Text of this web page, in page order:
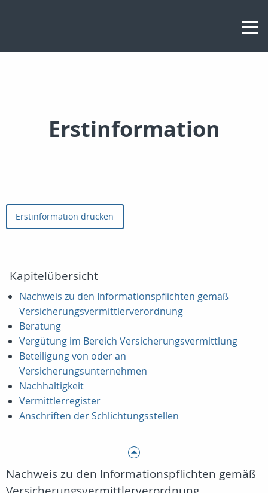
Erstinformation
Erstinformation drucken
Kapitelübersicht
Nachweis zu den Informationspflichten gemäß
Versicherungsvermittlerverordnung
Beratung
Vergütung im Bereich Versicherungsvermittlung
Beteiligung von oder an
Versicherungsunternehmen
Nachhaltigkeit
Vermittlerregister
Anschriften der Schlichtungsstellen
Nachweis zu den Informationspflichten gemäß